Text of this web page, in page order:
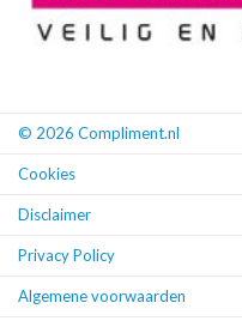
© 2026 Compliment.nl
Cookies
Disclaimer
Privacy Policy
Algemene voorwaarden